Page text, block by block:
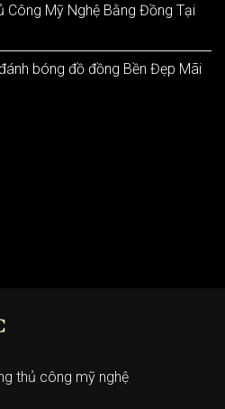
Công Mỹ Nghệ Bằng Đồng Tại
bóng đồ đồng Bền Đẹp Mãi
thủ công mỹ nghệ